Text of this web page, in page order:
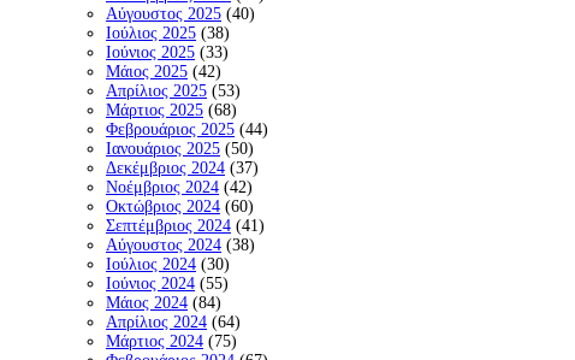
Αύγουστος 2025 (40)
Ιούλιος 2025 (38)
Ιούνιος 2025 (33)
Μάιος 2025 (42)
Απρίλιος 2025 (53)
Μάρτιος 2025 (68)
Φεβρουάριος 2025 (44)
Ιανουάριος 2025 (50)
Δεκέμβριος 2024 (37)
Νοέμβριος 2024 (42)
Οκτώβριος 2024 (60)
Σεπτέμβριος 2024 (41)
Αύγουστος 2024 (38)
Ιούλιος 2024 (30)
Ιούνιος 2024 (55)
Μάιος 2024 (84)
Απρίλιος 2024 (64)
Μάρτιος 2024 (75)